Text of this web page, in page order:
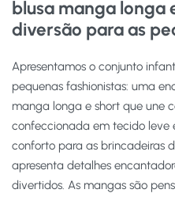
blusa manga longa
diversão para as
Apresentamos o conjunto
pequenas fashionistas: uma
manga longa e short que une
confeccionada em tecido leve
conforto para as brincadeiras
apresenta detalhes
divertidos. As mangas são